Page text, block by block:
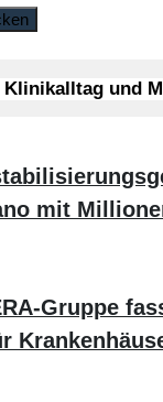
und
mit
Gruppe